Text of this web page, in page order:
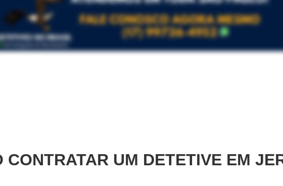
CONTRATAR UM DETETIVE EM